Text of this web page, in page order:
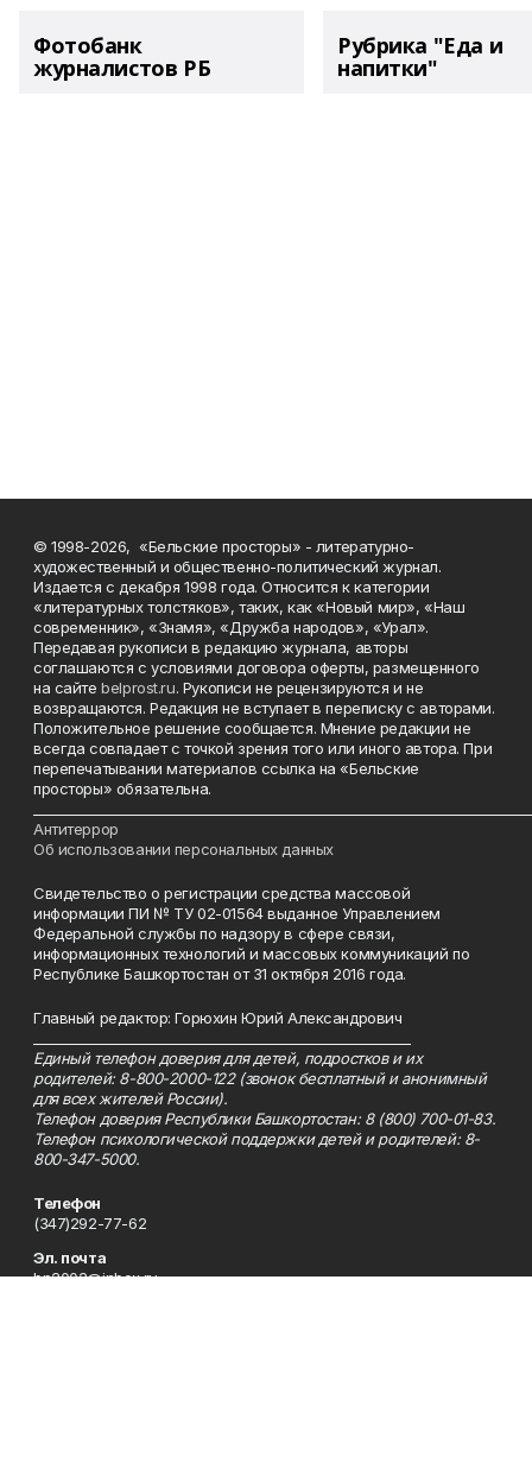
Фотобанк
журналистов РБ
Рубрика "Еда и
напитки"
© 1998-2026, «Бельские просторы» - литературно-
художественный и общественно-политический журнал.
Издается с декабря 1998 года. Относится к категории
«литературных толстяков», таких, как «Новый мир», «Наш
современник», «Знамя», «Дружба народов», «Урал».
Передавая рукописи в редакцию журнала, авторы
соглашаются с условиями договора оферты, размещенного
на сайтеbelprost.ru. Рукописи не рецензируются и не
возвращаются. Редакция не вступает в переписку с авторами.
Положительное решение сообщается. Мнение редакции не
всегда совпадает с точкой зрения того или иного автора. При
перепечатывании материалов ссылка на «Бельские
просторы» обязательна.
Антитеррор
Об использовании персональных данных
Свидетельство о регистрации средства массовой
информации ПИ № ТУ 02-01564 выданное Управлением
Федеральной службы по надзору в сфере связи,
информационных технологий и массовых коммуникаций по
Республике Башкортостан от 31 октября 2016 года.
Главный редактор: Горюхин Юрий Александрович
Единый телефон доверия для детей, подростков и их
родителей: 8-800-2000-122 (звонок бесплатный и анонимный
для всех жителей России).
Телефон доверия Республики Башкортостан: 8 (800) 700-01-83.
Телефон психологической поддержки детей и родителей: 8-
800-347-5000.
Телефон
(347)292-77-62
Эл. почта
bp2002@inbox.ru